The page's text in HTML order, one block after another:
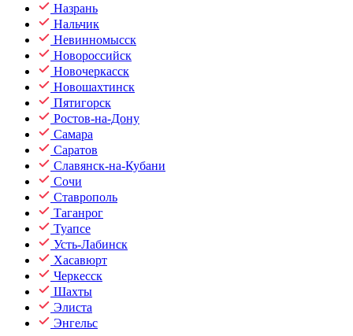
Назрань
Нальчик
Невинномысск
Новороссийск
Новочеркасск
Новошахтинск
Пятигорск
Ростов-на-Дону
Самара
Саратов
Славянск-на-Кубани
Сочи
Ставрополь
Таганрог
Туапсе
Усть-Лабинск
Хасавюрт
Черкесск
Шахты
Элиста
Энгельс